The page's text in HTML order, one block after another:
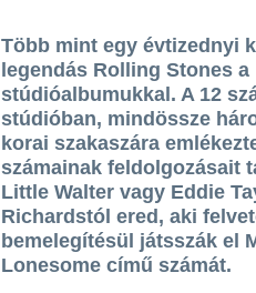
Több mint egy évtizednyi
legendás Rolling Stones
stúdióalbumukkal. A 12
stúdióban, mindössze
korai szakaszára
számainak feldolgozásait
Little Walter vagy Eddie
Richardstól ered, aki
bemelegítésül játsszák el
Lonesome című számát.